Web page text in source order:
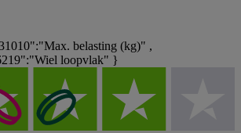
belasting (kg)" ,
loopvlak" }